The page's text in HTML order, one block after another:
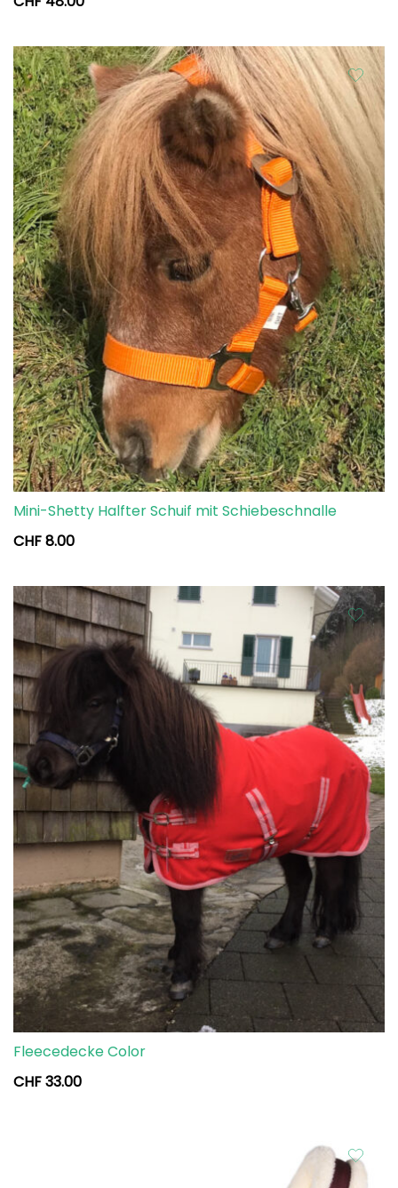
Mini-Shetty Halfter Schuif mit Schiebeschnalle
CHF8.00
Fleecedecke Color
CHF33.00